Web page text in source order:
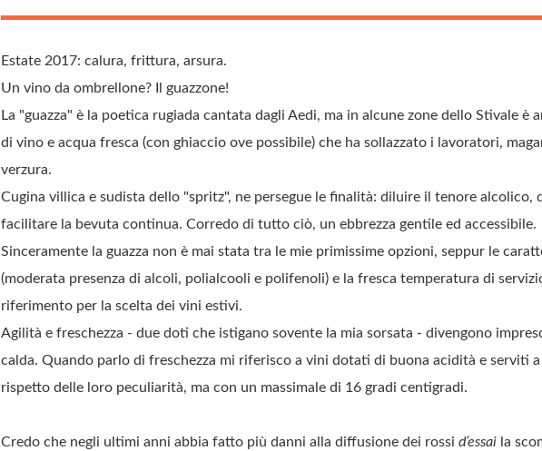
Estate 2017: calura, frittura, arsura.
Un vino da ombrellone? Il guazzone!
La "guazza" è la poetica rugiada cantata dagli Aedi, ma in alcune zone dello Stivale è
di vino e acqua fresca (con ghiaccio ove possibile) che ha sollazzato i lavoratori,
verzura.
Cugina villica e sudista dello "spritz", ne persegue le finalità: diluire il tenore alcolico,
facilitare la bevuta continua. Corredo di tutto ciò, un ebbrezza gentile ed accessibile.
Sinceramente la guazza non è mai stata tra le mie primissime opzioni, seppur le
(moderata presenza di alcoli, polialcooli e polifenoli) e la fresca temperatura di
riferimento per la scelta dei vini estivi.
Agilità e freschezza - due doti che istigano sovente la mia sorsata - divengono
calda. Quando parlo di freschezza mi riferisco a vini dotati di buona acidità e serviti
rispetto delle loro peculiarità, ma con un massimale di 16 gradi centigradi.
Credo che negli ultimi anni abbia fatto più danni alla diffusione dei rossi d’essai la